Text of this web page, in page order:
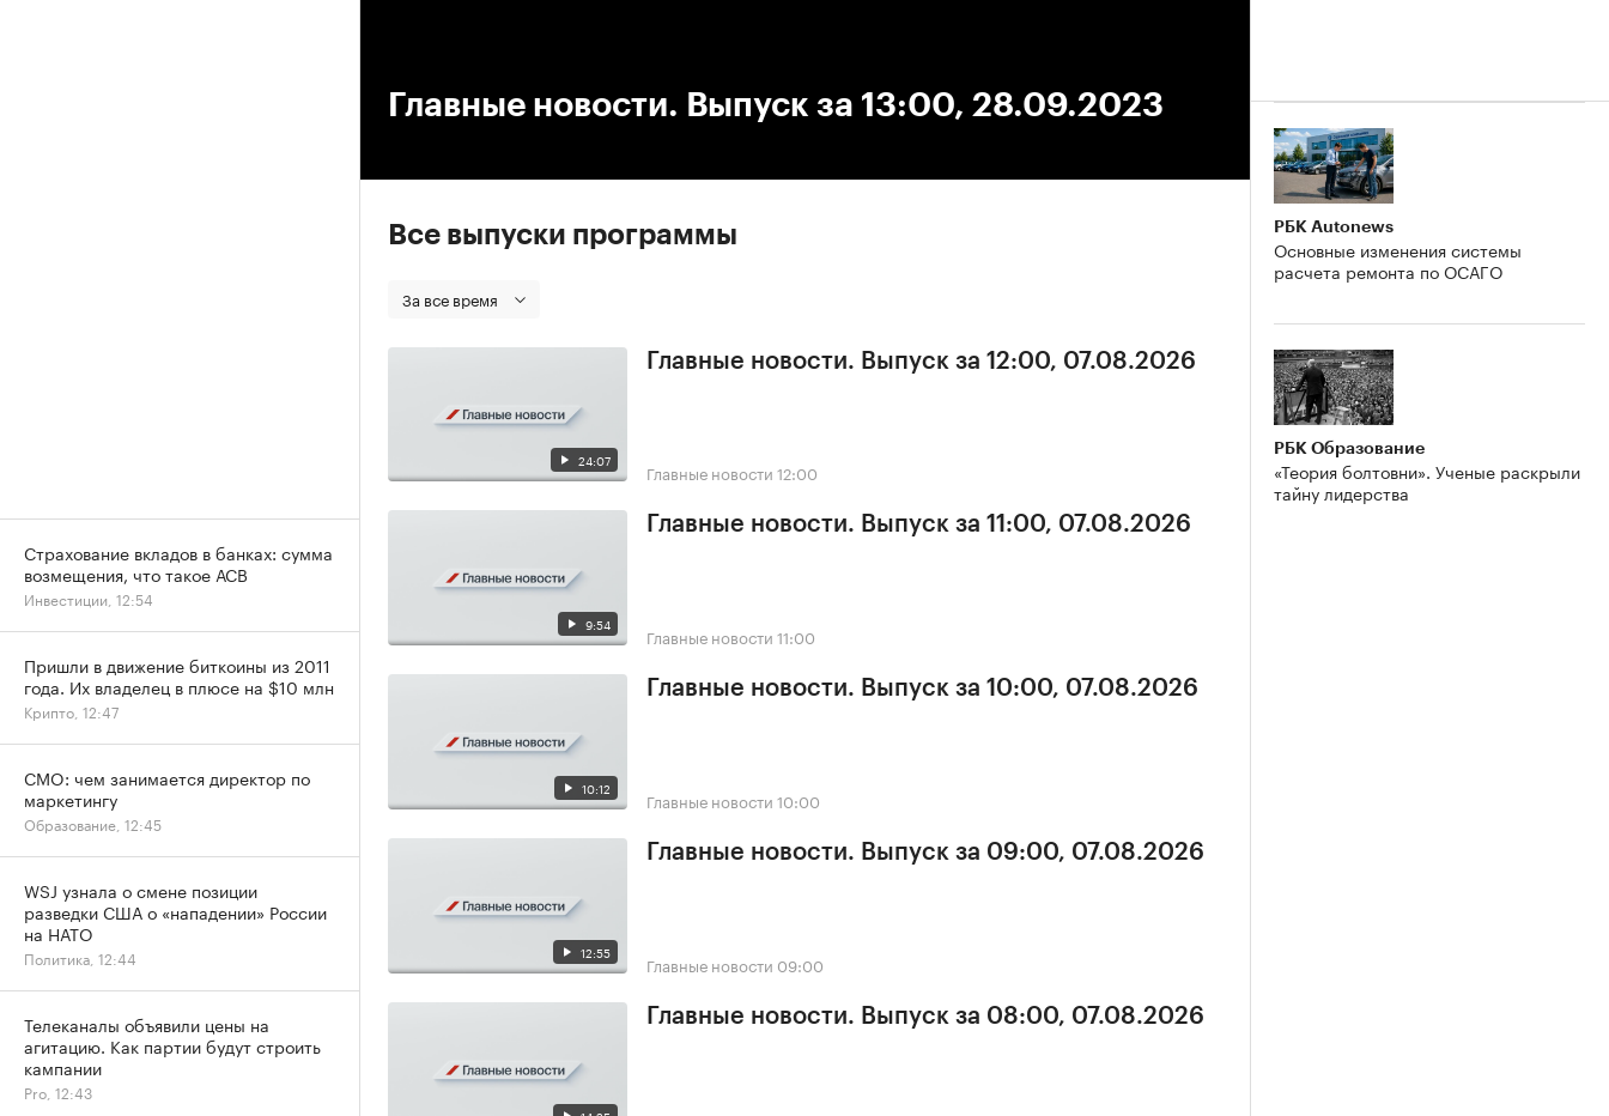
Главные новости. Выпуск за 13:00, 28.09.2023
Все выпуски программы
За все время
24:07
Главные новости. Выпуск за 12:00, 07.08.2026
Главные новости 12:00
9:54
Главные новости. Выпуск за 11:00, 07.08.2026
Главные новости 11:00
10:12
Главные новости. Выпуск за 10:00, 07.08.2026
Главные новости 10:00
12:55
Главные новости. Выпуск за 09:00, 07.08.2026
Главные новости 09:00
Главные новости. Выпуск за 08:00, 07.08.2026
РБК Autonews
Основные изменения системы
расчета ремонта по ОСАГО
РБК Образование
«Теория болтовни». Ученые раскрыли
тайну лидерства
Страхование вкладов в банках: сумма
возмещения, что такое АСВ
Инвестиции, 12:54
Пришли в движение биткоины из 2011
года. Их владелец в плюсе на $10 млн
Крипто, 12:47
CMO: чем занимается директор по
маркетингу
Образование, 12:45
WSJ узнала о смене позиции
разведки США о «нападении» России
на НАТО
Политика, 12:44
Телеканалы объявили цены на
агитацию. Как партии будут строить
кампании
Pro, 12:43